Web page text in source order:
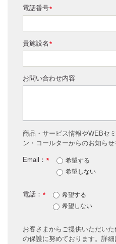
*
電話番号
*
貴施設名
お問い合わせ内容
商品・サービス情報やWEBセ
ン・コールターからのお知ら
*
Email：
希望する
希望しない
*
電話：
希望する
希望しない
お客さまからご提供いただい
の保護に努めております。詳細